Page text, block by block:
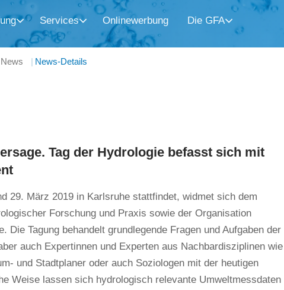
Services Onlinewerbung Die GFA
News News-Details
Tag der Hydrologie befasst sich mit
29. März 2019 in Karlsruhe stattfindet, widmet sich dem
Forschung und Praxis sowie der Organisation
Die Tagung behandelt grundlegende Fragen und Aufgaben der
auch Expertinnen und Experten aus Nachbardisziplinen wie
und Stadtplaner oder auch Soziologen mit der heutigen
Weise lassen sich hydrologisch relevante Umweltmessdaten